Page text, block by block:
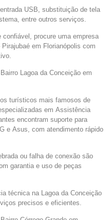
USB, substituição de tela
entre outros serviços.
confiável, procure uma empresa
em Florianópolis com
Lagoa da Conceição em
turísticos mais famosos de
em Assistência
encontram suporte para
e Asus, com atendimento rápido
ou falha de conexão são
garantia e uso de peças
técnica na Lagoa da Conceição
precisos e eficientes.